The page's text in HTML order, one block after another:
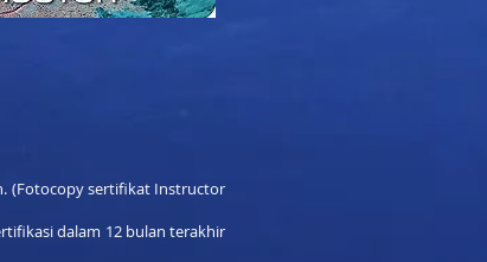
(Fotocopy sertifikat Instructor
dalam 12 bulan terakhir